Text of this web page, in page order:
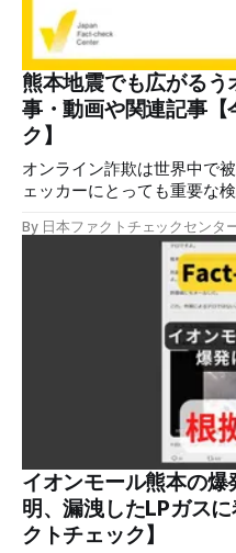
熊本地震でも広がる
事・動画や関連記事【
ク】
オンライン詐欺は世界中で
ェッカーにとっても重要な
トへのリンクを貼るなどの
✉️日本ファクトチェックセ
した記事を中心に、その他
ェックや偽情報関連の情報
ースレターでも配信しています
本ファクトチェックセンタ
やメディア情報リテラシー
開催しています。講座はオ
定バッジと教室や職場など
次回の開講は8月23日（日
みはこちら。 日本ファクトチェックセンター（JFC） ファ
クトチェック講師養成講座
クトチェックセンター（JFC
師養成講座（オ
By 日本ファクトチェックセンタ
イオンモール熊本の
明、漏洩したLPガス
クトチェック】